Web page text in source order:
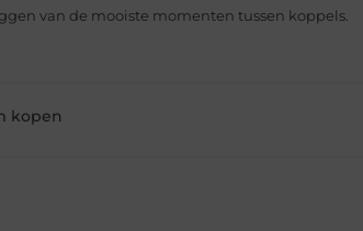
van de mooiste momenten tussen koppels.
kopen